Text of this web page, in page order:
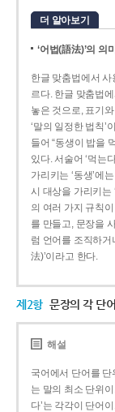
더 알아보기
‘어법(語法)’의 의미
한글 맞춤법에서 사
르다. 한글 맞춤법
놓은 것으로, 표기
‘말의 일정한 법칙’
들어 “동생이 밥을
있다. 서술어 ‘먹는
가리키는 ‘동생’에
시 대상을 가리키는
의 여러 가지 규칙
를 만들고, 문장을
럼 언어를 조직하거
法)’이라고 한다.
제2항 문장의 각 단
해설
국어에서 단어를 단
는 말의 최소 단위이
다’는 각각이 단어